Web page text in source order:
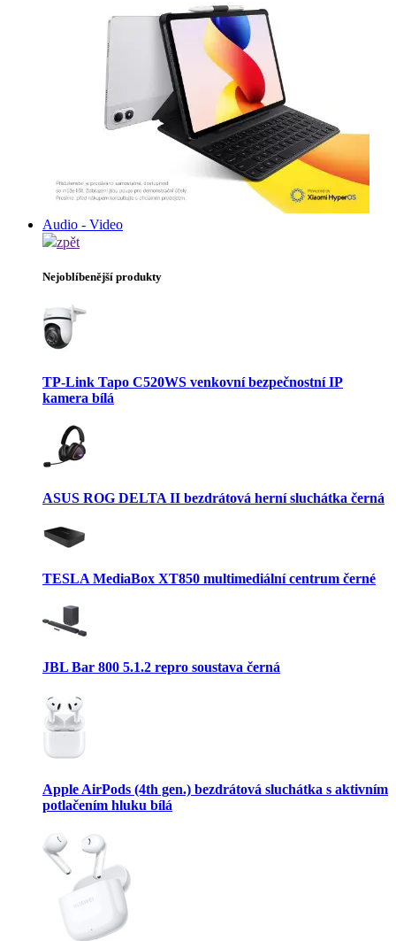
Audio - Video
zpět
Nejoblíbenější produkty
TP-Link Tapo C520WS venkovní bezpečnostní IP
kamera bílá
ASUS ROG DELTA II bezdrátová herní sluchátka černá
TESLA MediaBox XT850 multimediální centrum černé
JBL Bar 800 5.1.2 repro soustava černá
Apple AirPods (4th gen.) bezdrátová sluchátka s aktivním
potlačením hluku bílá